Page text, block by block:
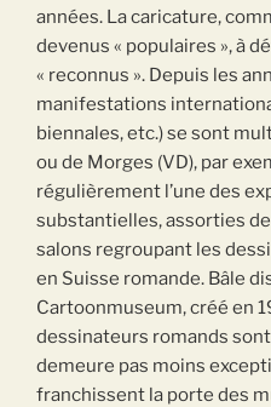
années. La caricature,
devenus « populaires », à
« reconnus ». Depuis les
manifestations
biennales, etc.) se sont
ou de Morges (VD), par
régulièrement l’une des
substantielles, assorties
salons regroupant les
en Suisse romande. Bâle
Cartoonmuseum, créé en
dessinateurs romands
demeure pas moins
franchissent la porte des